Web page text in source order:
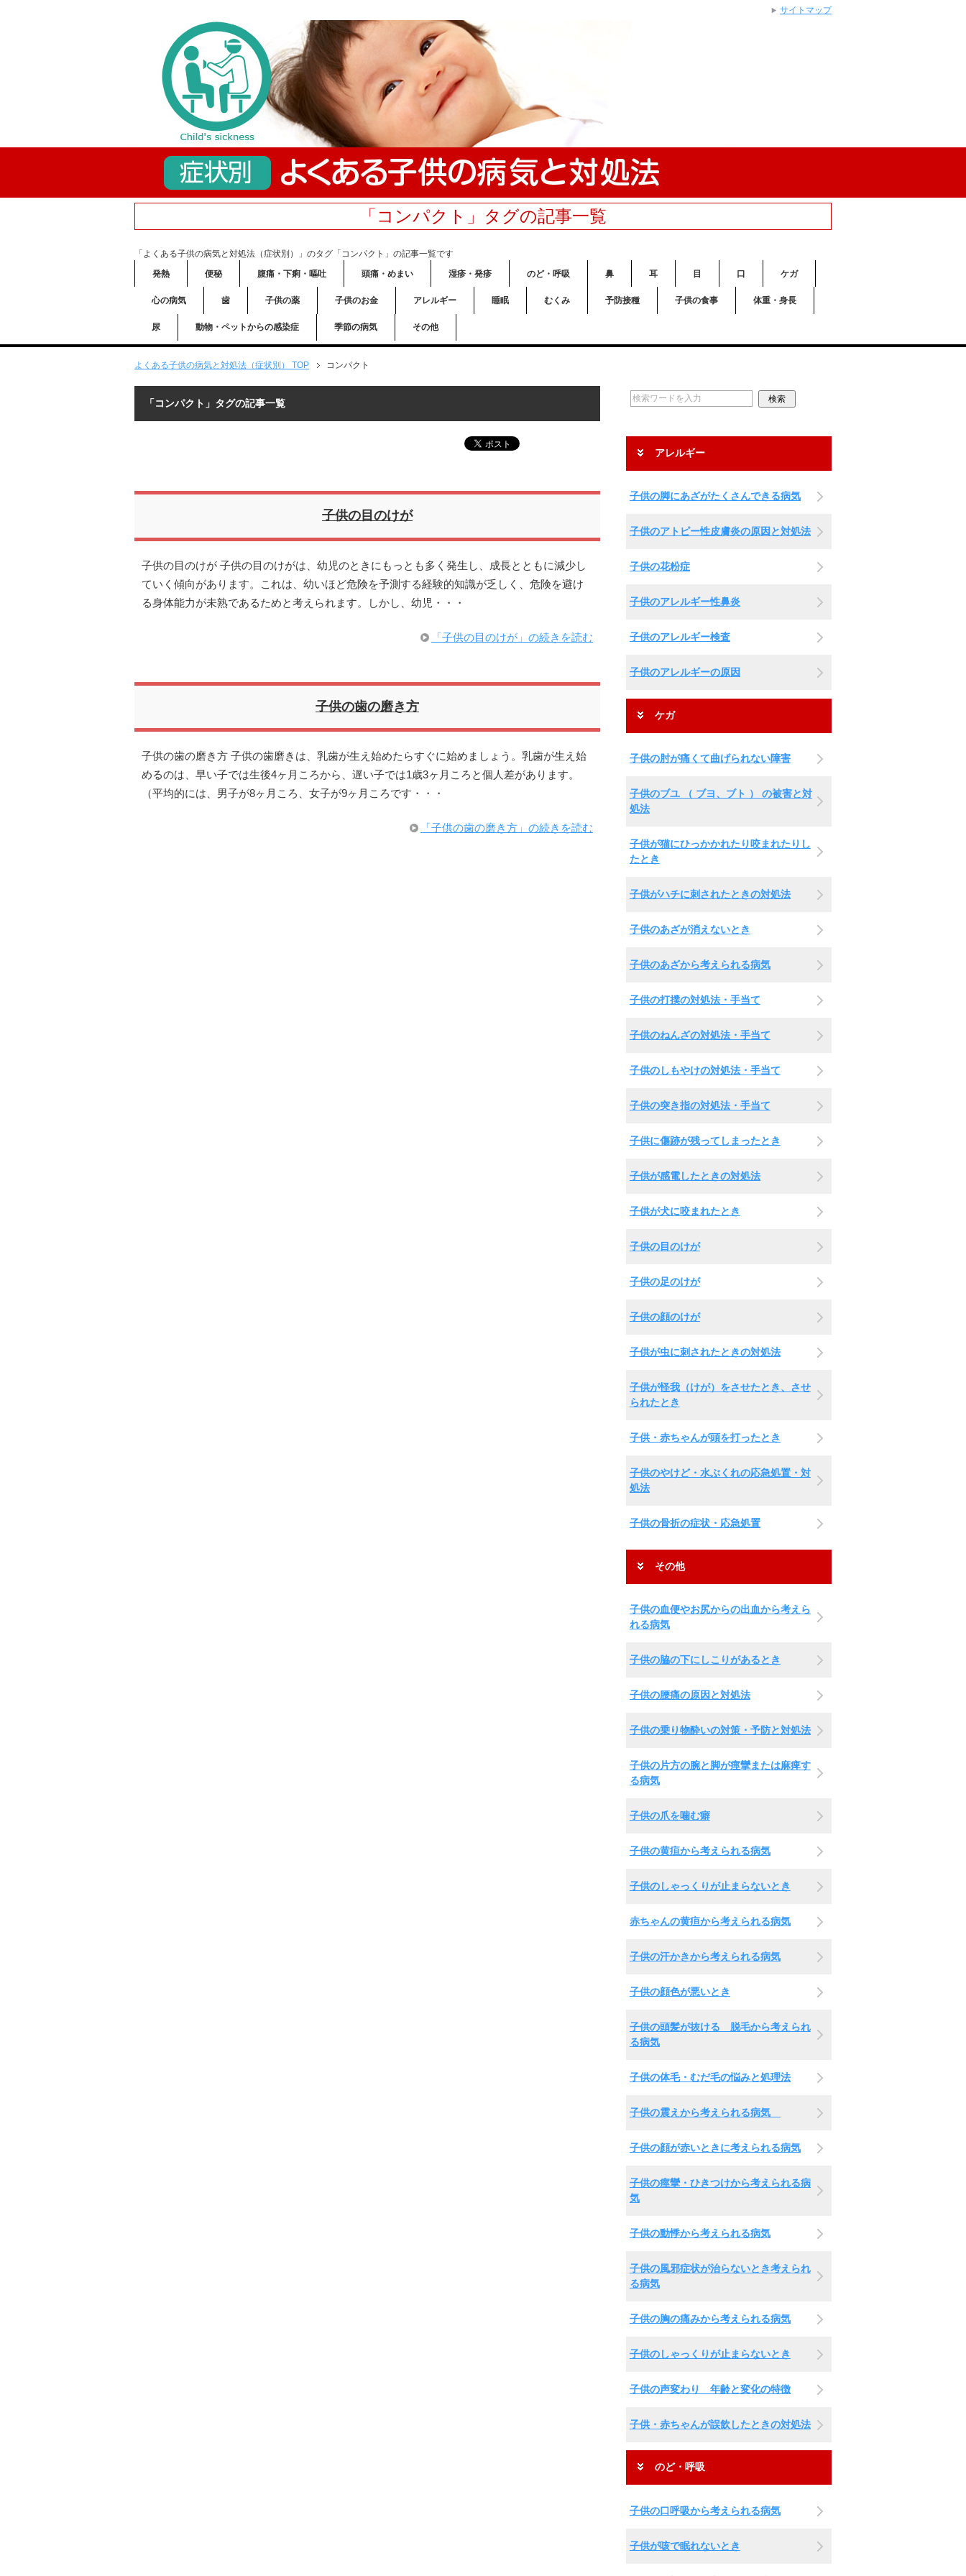
「コンパクト」タグの記事一覧
「よくある子供の病気と対処法（症状別）」のタグ「コンパクト」の記事一覧です
発熱
便秘 腹痛・下痢・嘔吐 頭痛・めまい 湿疹・発疹 のど・呼吸 鼻 耳 目 口 ケガ
心の病気 歯 子供の薬 子供のお金 アレルギー 睡眠 むくみ 予防接種 子供の食事 体重・身長
尿 動物・ペットからの感染症 季節の病気 その他
よくある子供の病気と対処法（症状別） TOP コンパクト
「コンパクト」タグの記事一覧
子供の目のけが
子供の目のけが 子供の目のけがは、幼児のときにもっとも多く発生し、成長とともに減少し
ていく傾向があります。これは、幼いほど危険を予測する経験的知識が乏しく、危険を避け
る身体能力が未熟であるためと考えられます。しかし、幼児・・・
「子供の目のけが」の続きを読む
子供の歯の磨き方
子供の歯の磨き方 子供の歯磨きは、乳歯が生え始めたらすぐに始めましょう。乳歯が生え始
めるのは、早い子では生後4ヶ月ころから、遅い子では1歳3ヶ月ころと個人差があります。
（平均的には、男子が8ヶ月ころ、女子が9ヶ月ころです・・・
「子供の歯の磨き方」の続きを読む
アレルギー
子供の脚にあざがたくさんできる病気
子供のアトピー性皮膚炎の原因と対処法
子供の花粉症
子供のアレルギー性鼻炎
子供のアレルギー検査
子供のアレルギーの原因
ケガ
子供の肘が痛くて曲げられない障害
子供のブユ （ ブヨ、ブト ） の被害と対
処法
子供が猫にひっかかれたり咬まれたりし
たとき
子供がハチに刺されたときの対処法
子供のあざが消えないとき
子供のあざから考えられる病気
子供の打撲の対処法・手当て
子供のねんざの対処法・手当て
子供のしもやけの対処法・手当て
子供の突き指の対処法・手当て
子供に傷跡が残ってしまったとき
子供が感電したときの対処法
子供が犬に咬まれたとき
子供の目のけが
子供の足のけが
子供の顔のけが
子供が虫に刺されたときの対処法
子供が怪我（けが）をさせたとき、させ
られたとき
子供・赤ちゃんが頭を打ったとき
子供のやけど・水ぶくれの応急処置・対
処法
子供の骨折の症状・応急処置
その他
子供の血便やお尻からの出血から考えら
れる病気
子供の脇の下にしこりがあるとき
子供の腰痛の原因と対処法
子供の乗り物酔いの対策・予防と対処法
子供の片方の腕と脚が痙攣または麻痺す
る病気
子供の爪を噛む癖
子供の黄疸から考えられる病気
子供のしゃっくりが止まらないとき
赤ちゃんの黄疸から考えられる病気
子供の汗かきから考えられる病気
子供の顔色が悪いとき
子供の頭髪が抜ける 脱毛から考えられ
る病気
子供の体毛・むだ毛の悩みと処理法
子供の震えから考えられる病気
子供の顔が赤いときに考えられる病気
子供の痙攣・ひきつけから考えられる病
気
子供の動悸から考えられる病気
子供の風邪症状が治らないとき考えられ
る病気
子供の胸の痛みから考えられる病気
子供のしゃっくりが止まらないとき
子供の声変わり 年齢と変化の特徴
子供・赤ちゃんが誤飲したときの対処法
のど・呼吸
子供の口呼吸から考えられる病気
子供が咳で眠れないとき
サイトマップ